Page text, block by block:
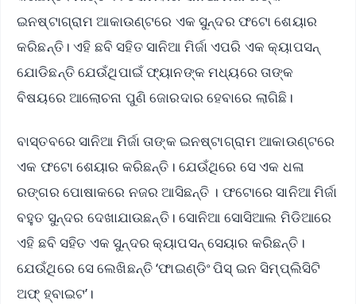
ଇନଷ୍ଟାଗ୍ରାମ ଆକାଉଣ୍ଟରେ ଏକ ସୁନ୍ଦର ଫଟୋ ଶେୟାର
କରିଛନ୍ତି। ଏହି ଛବି ସହିତ ସାନିଆ ମିର୍ଜା ଏପରି ଏକ କ୍ୟାପସନ୍
ଯୋଡିଛନ୍ତି ଯେଉଁଥିପାଇଁ ଫ୍ୟାନଙ୍କ ମଧ୍ୟରେ ତାଙ୍କ
ବିଷୟରେ ଆଲୋଚନା ପୁଣି ଜୋରଦାର ହେବାରେ ଲାଗିଛି।
ବାସ୍ତବରେ ସାନିଆ ମିର୍ଜା ତାଙ୍କ ଇନଷ୍ଟାଗ୍ରାମ ଆକାଉଣ୍ଟରେ
ଏକ ଫଟୋ ଶେୟାର କରିଛନ୍ତି। ଯେଉଁଥିରେ ସେ ଏକ ଧଳା
ରଙ୍ଗର ପୋଷାକରେ ନଜର ଆସିଛନ୍ତି । ଫଟୋରେ ସାନିଆ ମିର୍ଜା
ବହୁତ ସୁନ୍ଦର ଦେଖାଯାଉଛନ୍ତି। ସୋନିଆ ସୋସିଆଲ ମିଡିଆରେ
ଏହି ଛବି ସହିତ ଏକ ସୁନ୍ଦର କ୍ୟାପସନ୍ ସେୟାର କରିଛନ୍ତି।
ଯେଉଁଥିରେ ସେ ଲେଖିଛନ୍ତି ‘ଫାଇଣ୍ଡିଂ ପିସ୍ ଇନ ସିମ୍ପ୍ଲିସିଟି
ଅଫ୍ ହ୍ବାଇଟ’।